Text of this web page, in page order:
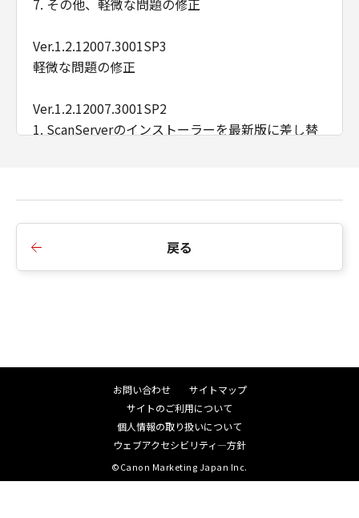
7. その他、軽微な問題の修正
Ver.1.2.12007.3001SP3
軽微な問題の修正
Ver.1.2.12007.3001SP2
1. ScanServerのインストーラーを最新版に差し替
バーをロードできなくなる問題を修正
5. JPEGスキャン時にメモリ不足エラーが出ること
8. バーコードモジュールの更新
Ver.1.2.12007.3001SP1
1.細線強調機能を新機能として追加
2.複数のアプリケーションでドライバーをロードで
戻る
お問い合わせ
サイトマップ
サイトのご利用について
個人情報の取り扱いについて
ウェブアクセシビリティ―方針
©Canon Marketing Japan Inc.